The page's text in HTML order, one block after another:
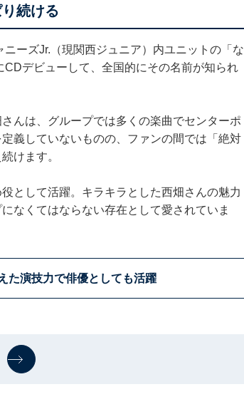
続ける
ーズJr.（現関西ジュニア）内ユニットの「な
デビューして、全国的にその名前が知られ
んは、グループでは多くの楽曲でセンターポ
義していないものの、ファンの間では「絶対
けます。
として活躍。キラキラとした西畑さんの魅力
なくてはならない存在として愛されていま
た演技力で俳優としても活躍